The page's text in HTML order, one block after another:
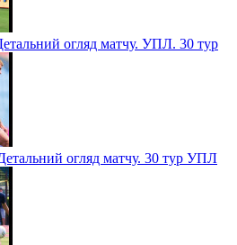
огляд матчу. УПЛ. 30 тур
огляд матчу. 30 тур УПЛ